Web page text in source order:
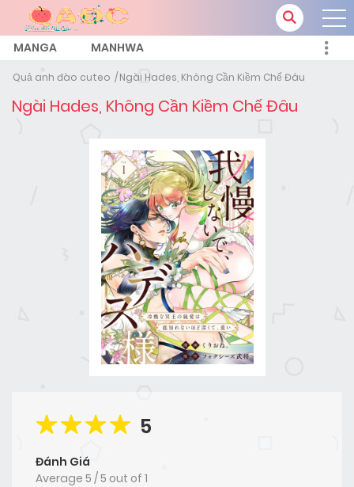
MANGA MANHWA
Quả anh đào cuteo Ngài Hades, Không Cần Kiềm Chế Đâu
Ngài Hades, Không Cần Kiềm Chế Đâu
5
Đánh Giá
Average 5 /5 out of 1